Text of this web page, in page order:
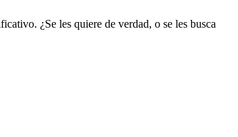
¿Se les quiere de verdad, o se les busca